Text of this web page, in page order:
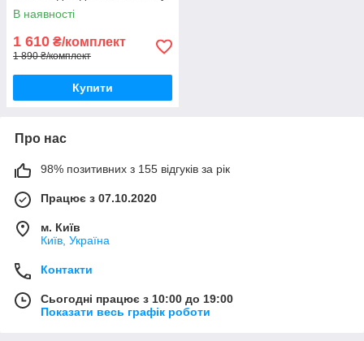
на 1 клас/ Шкільний рожевий
рюкзак ранець з їжачком
В наявності
1 610 ₴/комплект
1 890 ₴/комплект
Купити
Про нас
98% позитивних з 155 відгуків за рік
Працює з 07.10.2020
м. Київ
Київ, Україна
Контакти
Сьогодні працює з 10:00 до 19:00
Показати весь графік роботи